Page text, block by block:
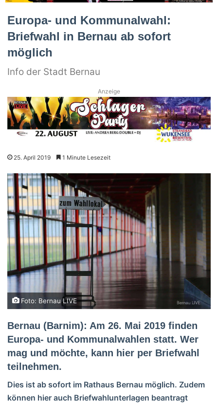
Europa- und Kommunalwahl:
Briefwahl in Bernau ab sofort
möglich
Info der Stadt Bernau
Anzeige
25. April 2019 1 Minute Lesezeit
Foto: Bernau LIVE
Bernau (Barnim): Am 26. Mai 2019 finden
Europa- und Kommunalwahlen statt. Wer
mag und möchte, kann hier per Briefwahl
teilnehmen.
Dies ist ab sofort im Rathaus Bernau möglich. Zudem
können hier auch Briefwahlunterlagen beantragt